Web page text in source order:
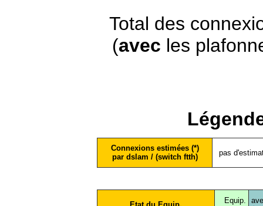
Total des
(avec les
Connexions estimées (*)
par dslam / (switch ftth)
pas
Equip.